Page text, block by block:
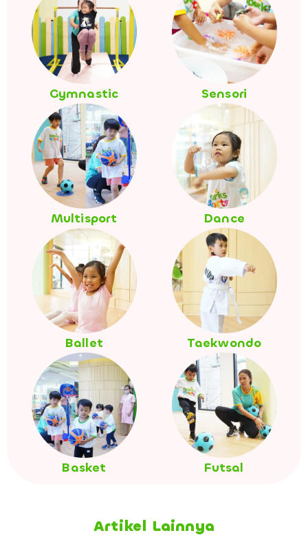
Gymnastic Sensori
Multisport Dance
Ballet Taekwondo
Basket Futsal
Artikel Lainnya